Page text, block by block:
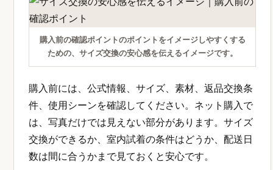
購入前の確認ポイントのポイントをイメージしやすくする
ための、サイズ交換の安心感を伝えるイメージです。
購入前には、公式情報、サイズ、素材、返品交換条
件、使用シーンを確認してください。ネット購入で
は、写真だけでは見えない部分があります。サイズ
交換ができるか、室内試着の条件はどうか、配送日
数は間に合うかまで見ておくと安心です。